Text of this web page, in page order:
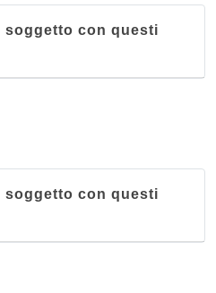
soggetto con questi
soggetto con questi